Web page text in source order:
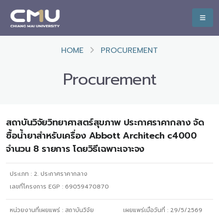
HOME PROCUREMENT
Procurement
สถาบันวิจัยวิทยาศาสตร์สุขภาพ ประกาศราคากลาง จัด
ซื้อน้ำยาสำหรับเครื่อง Abbott Architech c4000
จำนวน 8 รายการ โดยวิธีเฉพาะเจาะจง
ประเภท : 2. ประกาศราคากลาง
เลขที่โครงการ EGP : 69059470870
หน่วยงานที่เผยแพร่ : สถาบันวิจัย
เผยแพร่เมื่อวันที่ : 29/5/2569